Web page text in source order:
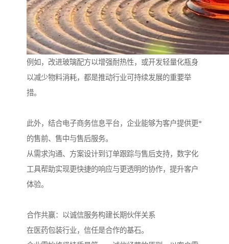
例如，改进玻璃配方以增强耐热性，或开发轻量化瓶身
以减少物料消耗，都是推动行业可持续发展的重要举
措。
此外，结合电子商务信息平台，企业能够为客户提供更*
的售前、售中与售后服务。
从需求沟通、方案设计到订单跟踪与售后支持，数字化
工具帮助实现更快捷的响应与更透明的协作，提升客户
体验。
合作共赢：以诚信服务构建长期伙伴关系
在医药包装行业，信任是合作的基石。